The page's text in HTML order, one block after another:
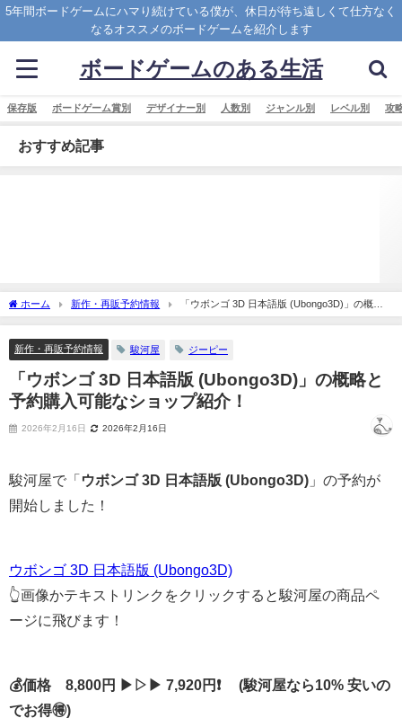
5年間ボードゲームにハマり続けている僕が、休日が待ち遠しくて仕方なく
なるオススメのボードゲームを紹介します
ボードゲームのある生活
保存版 ボードゲーム賞別 デザイナー別 人数別 ジャンル別 レベル別 攻
おすすめ記事
ホーム 新作・再販予約情報
「ウボンゴ 3D 日本語版 (Ubongo3D)」の概略
と予約購入可能なショップ紹介！
新作・再販予約情報 駿河屋 ジーピー
「ウボンゴ 3D 日本語版 (Ubongo3D)」の概略と
予約購入可能なショップ紹介！
2026年2月16日 2026年2月16日
駿河屋で「 ウボンゴ 3D 日本語版 (Ubongo3D) 」の予約が
開始しました！
ウボンゴ 3D 日本語版 (Ubongo3D)
👆画像かテキストリンクをクリックすると駿河屋の商品ペ
ージに飛びます！
💰価格 8,800円 ▶▷▶ 7,920円❗ (駿河屋なら10% 安いの
でお得🉐)